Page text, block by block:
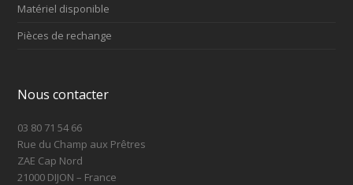
Matériel disponible
Pièces de rechange
Nous contacter
03 80 71 54 66
Rue du Champ aux Prêtres
ZAE Cap Nord
21000 DIJON – France